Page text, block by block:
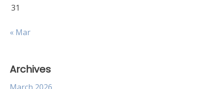
31
« Mar
Archives